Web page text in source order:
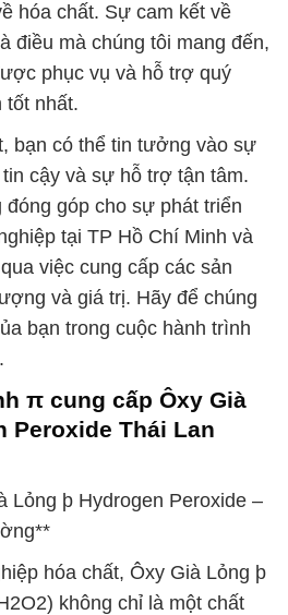
hóa chất. Sự cam kết về
điều mà chúng tôi mang đến,
phục vụ và hỗ trợ quý
tốt nhất.
bạn có thể tin tưởng vào sự
cậy và sự hỗ trợ tận tâm.
đóng góp cho sự phát triển
tại TP Hồ Chí Minh và
việc cung cấp các sản
và giá trị. Hãy để chúng
bạn trong cuộc hành trình
π cung cấp Ôxy Già
Peroxide Thái Lan
Lỏng þ Hydrogen Peroxide –
hóa chất, Ôxy Già Lỏng þ
không chỉ là một chất